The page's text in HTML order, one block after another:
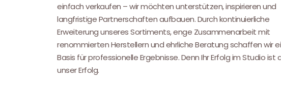
einfach verkaufen – wir möchten unterstützen, inspirieren und
langfristige Partnerschaften aufbauen. Durch kontinuierliche
Erweiterung unseres Sortiments, enge Zusammenarbeit mit
renommierten Herstellern und ehrliche Beratung schaffen wir
Basis für professionelle Ergebnisse. Denn Ihr Erfolg im Studio ist
unser Erfolg.